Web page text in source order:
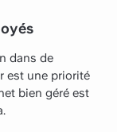
dans de
est une priorité
bien géré est